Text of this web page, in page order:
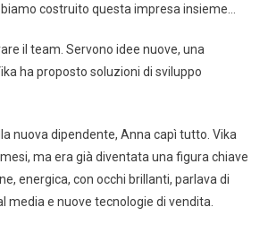
costruito questa impresa insieme…
il team. Servono idee nuove, una
ha proposto soluzioni di sviluppo
nuova dipendente, Anna capì tutto. Vika
ma era già diventata una figura chiave
energica, con occhi brillanti, parlava di
media e nuove tecnologie di vendita.